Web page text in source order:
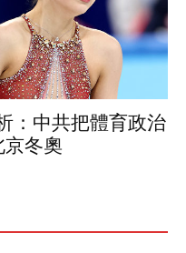
：中共把體育政治
冬奧